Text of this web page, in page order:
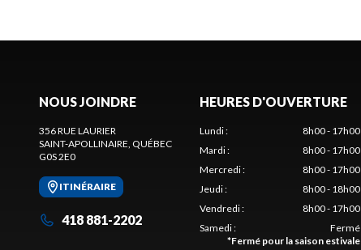
NOUS JOINDRE
356 RUE LAURIER
SAINT-APOLLINAIRE, QUÉBEC
G0S 2E0
ITINÉRAIRE
418 881-2202
HEURES D'OUVERTURE
Lundi:
8h00 - 17h00
Mardi:
8h00 - 17h00
Mercredi:
8h00 - 17h00
Jeudi:
8h00 - 18h00
Vendredi:
8h00 - 17h00
Samedi:
Fermé
*Fermé pour la saison estivale